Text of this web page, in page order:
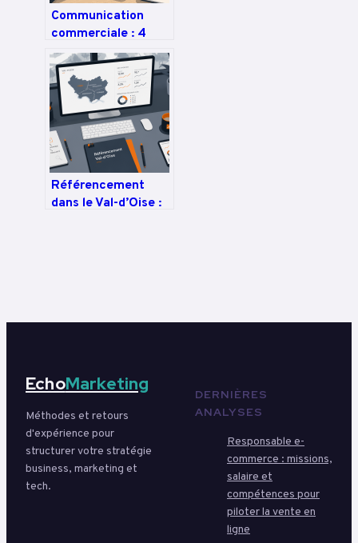
Communication
commerciale : 4
étapes clés pour
transformer vos
prospects en clients
Référencement
dans le Val-d’Oise :
EchoMarketing
Méthodes et retours
d'expérience pour
structurer votre stratégie
business, marketing et
tech.
DERNIÈRES
ANALYSES
Responsable e-
commerce : missions,
salaire et
compétences pour
piloter la vente en
ligne